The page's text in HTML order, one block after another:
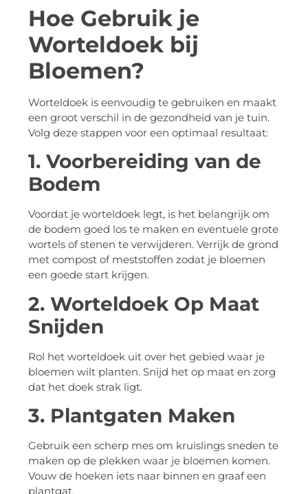
Hoe Gebruik je
Worteldoek bij
Bloemen?
Worteldoek is eenvoudig te gebruiken en maakt
een groot verschil in de gezondheid van je tuin.
Volg deze stappen voor een optimaal resultaat:
1. Voorbereiding van de
Bodem
Voordat je worteldoek legt, is het belangrijk om
de bodem goed los te maken en eventuele grote
wortels of stenen te verwijderen. Verrijk de grond
met compost of meststoffen zodat je bloemen
een goede start krijgen.
2. Worteldoek Op Maat
Snijden
Rol het worteldoek uit over het gebied waar je
bloemen wilt planten. Snijd het op maat en zorg
dat het doek strak ligt.
3. Plantgaten Maken
Gebruik een scherp mes om kruislings sneden te
maken op de plekken waar je bloemen komen.
Vouw de hoeken iets naar binnen en graaf een
plantgat.